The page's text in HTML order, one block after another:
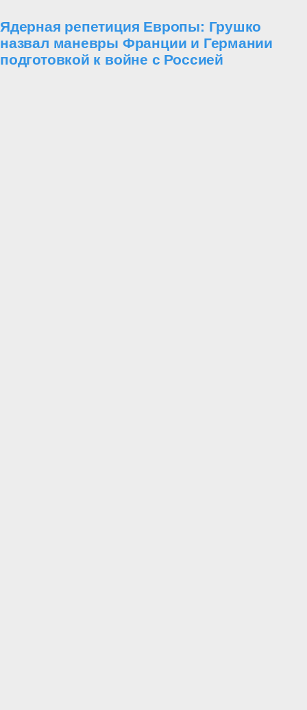
Ядерная репетиция Европы: Грушко
назвал маневры Франции и Германии
подготовкой к войне с Россией